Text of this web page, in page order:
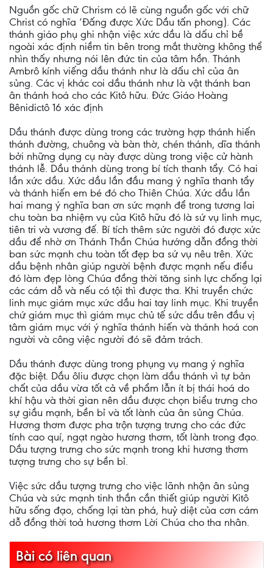
Nguồn gốc chữ Chrism có lẽ cùng nguồn gốc với chữ
Christ có nghĩa ‘Đấng được Xức Dầu tấn phong). Các
thánh giáo phụ ghi nhận việc xức dầu là dấu chỉ bề
ngoài xác định niềm tin bên trong mắt thường không thể
nhìn thấy nhưng nói lên đức tin của tâm hồn. Thánh
Ambrô kính viếng dầu thánh như là dấu chỉ của ân
sủng. Các vị khác coi dầu thánh như là vật thánh ban
ân thánh hoá cho các Kitô hữu. Đức Giáo Hoàng
Bênidictô 16 xác định
Dầu thánh được dùng trong các trường hợp thánh hiến
thánh đường, chuông và bàn thờ, chén thánh, dĩa thánh
bởi những dụng cụ này được dùng trong việc cử hành
thánh lễ. Dầu thánh dùng trong bí tích thanh tẩy. Có hai
lần xức dầu. Xức dầu lần đầu mang ý nghĩa thanh tẩy
và thánh hiến em bé đó cho Thiên Chúa. Xức dầu lần
hai mang ý nghĩa ban ơn sức mạnh để trong tương lai
chu toàn ba nhiệm vụ của Kitô hữu đó là sứ vụ linh mục,
tiên tri và vương đế. Bí tích thêm sức người đó được xức
dầu để nhờ ơn Thánh Thần Chúa hướng dẫn đồng thời
ban sức mạnh chu toàn tốt đẹp ba sứ vụ nêu trên. Xức
dầu bệnh nhân giúp người bệnh được mạnh nếu điều
đó làm đẹp lòng Chúa đồng thời tăng sinh lực chống lại
các cám dỗ và nếu có tội thì được tha. Khi truyền chức
linh mục giám mục xức dầu hai tay linh mục. Khi truyền
chứ giám mục thì giám mục chủ tế sức dầu trên đầu vị
tâm giám mục với ý nghĩa thánh hiến và thánh hoá con
người và công việc người đó sẽ đảm trách.
Dầu thánh được dùng trong phụng vụ mang ý nghĩa
đặc biệt. Dầu ôliu được chọn làm dầu thánh vì tự bản
chất của dầu vừa tốt cả về phẩm lẫn ít bị thái hoá do
khí hậu và thời gian nên dầu được chọn biểu trưng cho
sự giầu mạnh, bền bỉ và tốt lành của ân sủng Chúa.
Hương thơm được pha trộn tượng trưng cho các đức
tính cao quí, ngạt ngào hương thơm, tốt lành trong đạo.
Dầu tượng trưng cho sức mạnh trong khi hương thơm
tượng trưng cho sự bền bỉ.
Việc sức dầu tượng trưng cho việc lãnh nhận ân sủng
Chúa và sức mạnh tinh thần cần thiết giúp người Kitô
hữu sống đạo, chống lại tàn phá, huỷ diệt của cơn cám
dỗ đồng thời toả hương thơm Lời Chúa cho tha nhân.
Bài có liên quan